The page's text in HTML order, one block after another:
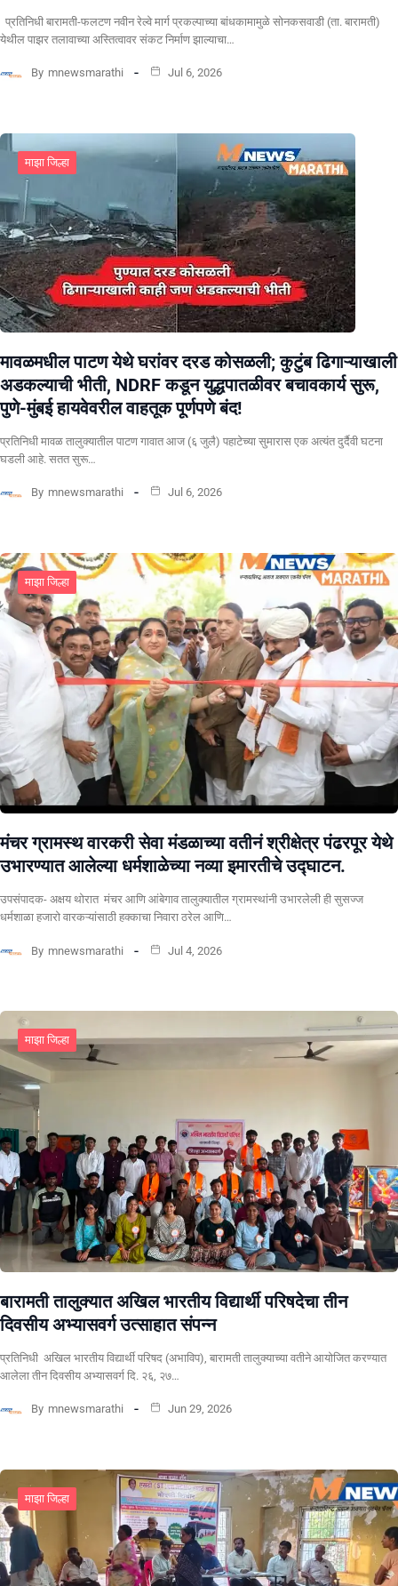
प्रतिनिधी बारामती-फलटण नवीन रेल्वे मार्ग प्रकल्पाच्या बांधकामामुळे सोनकसवाडी (ता. बारामती)
येथील पाझर तलावाच्या अस्तित्वावर संकट निर्माण झाल्याचा…
By mnewsmarathi Jul 6, 2026
माझा जिल्हा
मावळमधील पाटण येथे घरांवर दरड कोसळली; कुटुंब ढिगाऱ्याखाली
अडकल्याची भीती, NDRF कडून युद्धपातळीवर बचावकार्य सुरू,
पुणे-मुंबई हायवेवरील वाहतूक पूर्णपणे बंद!
​प्रतिनिधी मावळ तालुक्यातील पाटण गावात आज (६ जुलै) पहाटेच्या सुमारास एक अत्यंत दुर्दैवी घटना
घडली आहे. सतत सुरू…
By mnewsmarathi Jul 6, 2026
माझा जिल्हा
मंचर ग्रामस्थ वारकरी सेवा मंडळाच्या वतीनं श्रीक्षेत्र पंढरपूर येथे
उभारण्यात आलेल्या धर्मशाळेच्या नव्या इमारतीचे उद्घाटन.
उपसंपादक- अक्षय थोरात मंचर आणि आंबेगाव तालुक्यातील ग्रामस्थांनी उभारलेली ही सुसज्ज
धर्मशाळा हजारो वारकऱ्यांसाठी हक्काचा निवारा ठरेल आणि…
By mnewsmarathi Jul 4, 2026
माझा जिल्हा
बारामती तालुक्यात अखिल भारतीय विद्यार्थी परिषदेचा तीन
दिवसीय अभ्यासवर्ग उत्साहात संपन्न
प्रतिनिधी अखिल भारतीय विद्यार्थी परिषद (अभाविप), बारामती तालुक्याच्या वतीने आयोजित करण्यात
आलेला तीन दिवसीय अभ्यासवर्ग दि. २६, २७…
By mnewsmarathi Jun 29, 2026
माझा जिल्हा